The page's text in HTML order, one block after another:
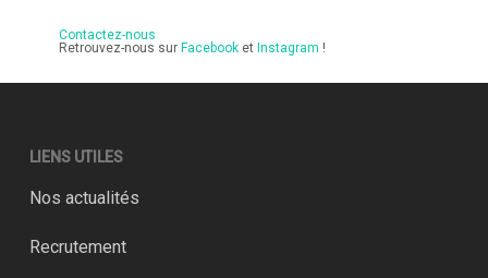
Contactez-nous
Retrouvez-nous sur Facebooket Instagram !
LIENS UTILES
Nos actualités
Recrutement